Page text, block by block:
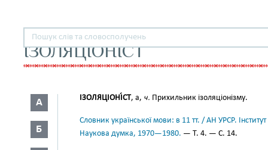
ІЗОЛЯЦІОНІСТ
А
Б
ІЗОЛЯЦІОНІ́СТ, а, ч. Прихильник ізоляціонізму.
Словник української мови: в 11 тт. / АН УРСР.
Наукова думка, 1970—1980. — Т. 4. — С. 14.